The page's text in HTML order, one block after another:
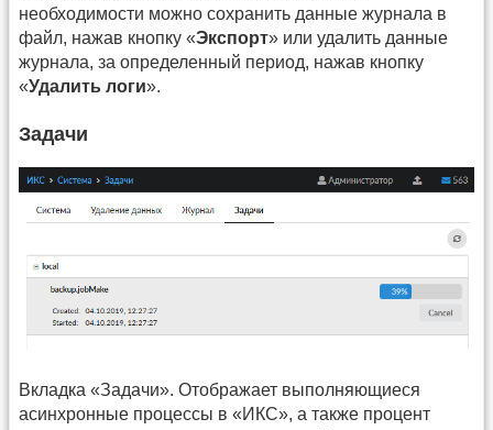
необходимости можно сохранить данные журнала в
файл, нажав кнопку «Экспорт» или удалить данные
журнала, за определенный период, нажав кнопку
«Удалить логи».
Задачи
Вкладка «Задачи». Отображает выполняющиеся
асинхронные процессы в «ИКС», а также процент